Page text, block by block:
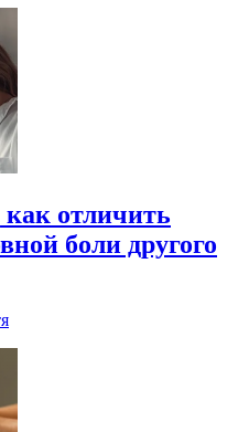
как отличить
боли другого